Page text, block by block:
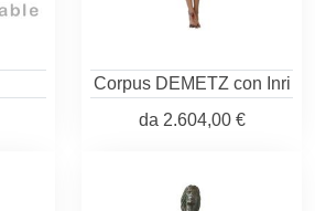
Corpus DEMETZ con Inri
da 2.604,00 €